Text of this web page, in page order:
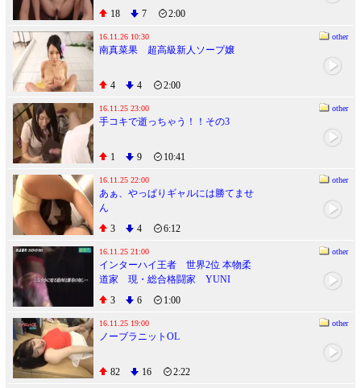
姦生活
18 7 2:00
16.11.26 10:30 other
南真菜果 超高級新人ソープ嬢
4 4 2:00
16.11.25 23:00 other
手コキで逝っちゃう！！その3
1 9 10:41
16.11.25 22:00 other
あぁ、やっぱりギャルには勝てませ
ん
3
4 6:12
16.11.25 21:00 other
インターハイ王者 世界2位 本物柔
道家 現・総合格闘家 YUNI
AV DEBUT
3 6 1:00
16.11.25 19:00 other
ノーブラニットOL
82 16 2:22